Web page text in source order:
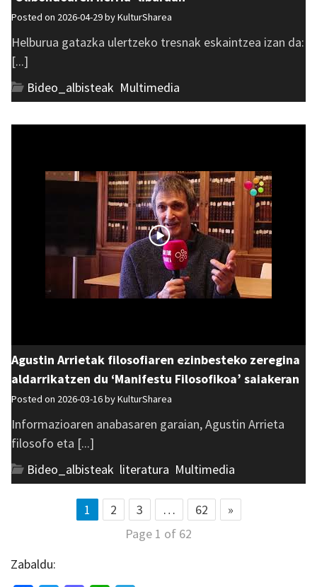
Posted on 2026-04-29 byKulturSharea
Helburua gatazka ulertzeko tresnak eskaintzea izan da:
[...]
Bideo_albisteak Multimedia
Agustin Arrietak filosofiaren ezinbesteko zeregina
aldarrikatzen du ‘Manifestu Filosofikoa’ saiakeran
Posted on 2026-03-16 byKulturSharea
Informazioaren anabasaren garaian, Agustin Arrieta
filosofo eta [...]
Bideo_albisteak literatura Multimedia
1 2 3 … 62
»
Page 1 of 62
Zabaldu: